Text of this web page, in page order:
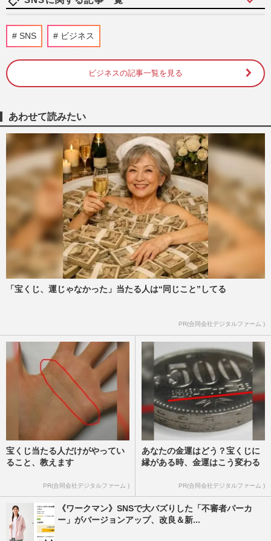
「第108回全国高校野球選手権大会」甲子
園初の女性審判委員のよる2度の“誤審”騒
週刊女性PRIME 2026/8/9
煙者による多額の税金支出を訴えるも、タ
バコ害で生じる社会的損失…
週刊女性PRIME
《開業1周年》倒産寸前・ガラガラ…酷評
だらけの『ジャングリア沖縄』「スコール
ダンス」がプチバズり、路…
週刊女性PRIME 2026/8/8
くら寿司、閉店間際の“ネタ大盛り”写真が
話題に「出会えたらラッキー」広報が明か
した“幻サービス”『得…
週刊女性PRIME
阪神タイガース・元山飛優の落球エラーに
藤川球児監督の“泣きどころ…
週刊女性PRIME 2026/8/7
SNS ビジネス
ビジネスの記事一覧を見る
あわせて読みたい
「宝くじ、運じゃなかった」当たる人は“同じこと”してる
PR(合同会社デジタルファーム )
宝くじ当たる人だけがやってい
ること、教えます
PR(合同会社デジタルファーム )
あなたの金運はどう？宝くじに
縁がある時、金運はこう変わる
PR(合同会社デジタルファーム )
《ワークマン》SNSで大バズりした「不審者パーカ
ー」がバージョンアップ、改良＆新...